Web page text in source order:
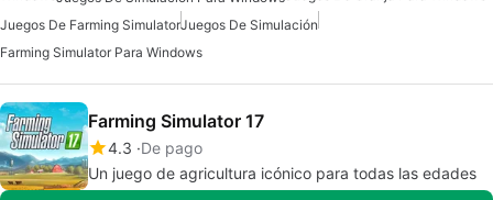
Juegos De Farming SimulatorJuegos De Simulación
Farming Simulator Para Windows
Farming Simulator 17
4.3 De pago
Un juego de agricultura icónico para todas las edades